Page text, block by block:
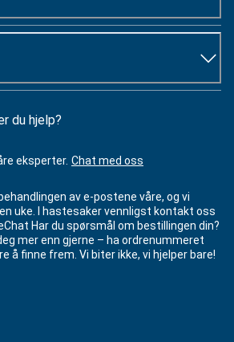
du hjelp?
eksperter. Chat med oss
av e-postene våre, og vi
uke. I hastesaker vennligst kontakt oss
Har du spørsmål om bestillingen din?
mer enn gjerne – ha ordrenummeret
å finne frem. Vi biter ikke, vi hjelper bare!